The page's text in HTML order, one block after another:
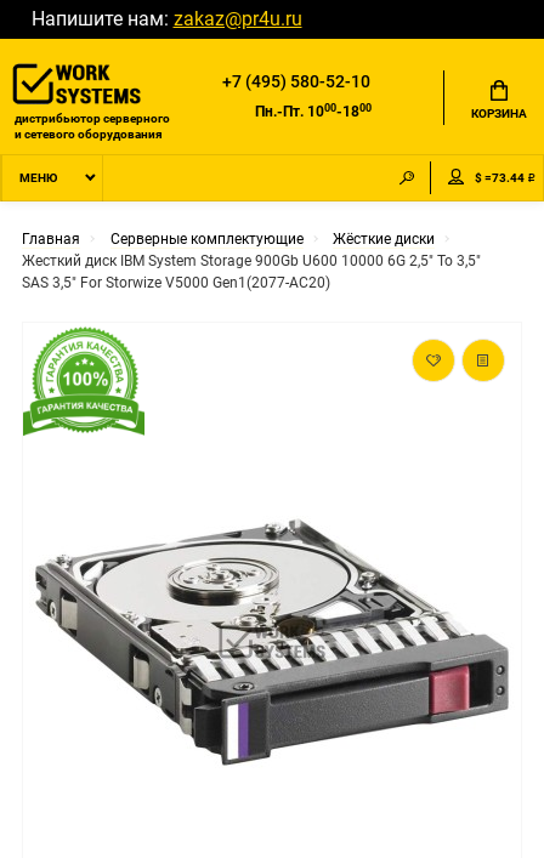
Напишите нам: zakaz@pr4u.ru
дистрибьютор серверного
и сетевого оборудования
+7 (495) 580-52-10
Пн.-Пт. 1000-1800 КОРЗИНА
МЕНЮ $ =73.44 ₽
Главная Серверные комплектующие
Жёсткие диски
Жесткий диск IBM System Storage 900Gb U600 10000 6G 2,5" To 3,5"
SAS 3,5" For Storwize V5000 Gen1(2077-AC20)